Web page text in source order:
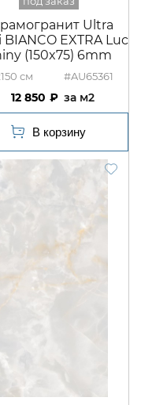
Ultra
BIANCO EXTRA Luc
(150x75) 6mm
#AU65361
12 850 м2